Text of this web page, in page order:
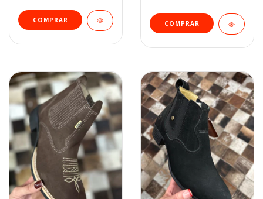
COMPRAR COMPRAR